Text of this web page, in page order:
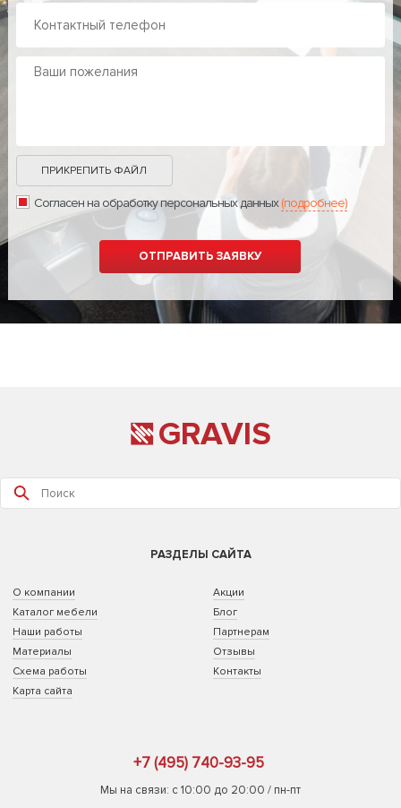
ПРИКРЕПИТЬ ФАЙЛ
Согласен на обработку персональных данных(подробнее)
GRAVIS
РАЗДЕЛЫ САЙТА
О компании
Каталог мебели
Наши работы
Материалы
Схема работы
Карта сайта
Акции
Блог
Партнерам
Отзывы
Контакты
+7 (495) 740-93-95
Мы на связи: с 10:00 до 20:00 / пн-пт